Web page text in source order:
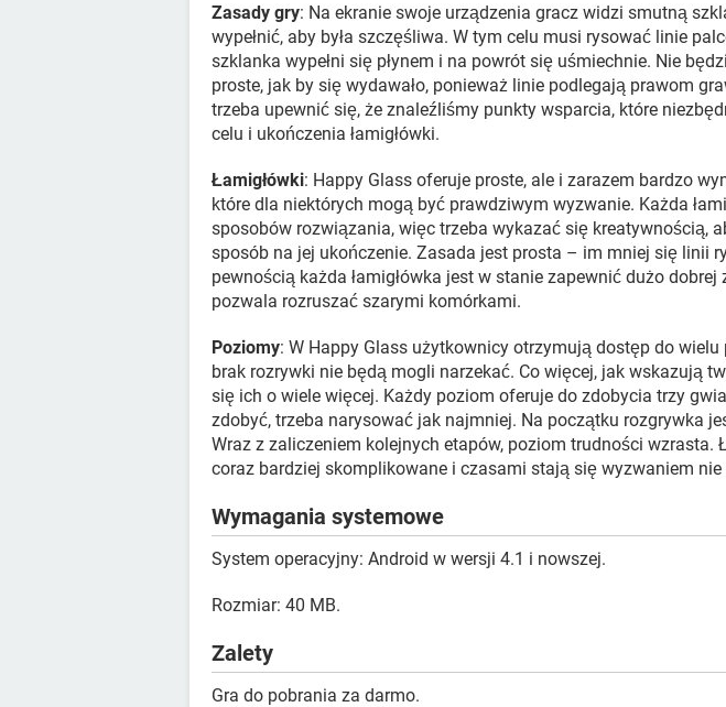
Zasady gry: Na ekranie swoje urządzenia gracz widzi smutną
wypełnić, aby była szczęśliwa. W tym celu musi rysować linie
szklanka wypełni się płynem i na powrót się uśmiechnie. Nie
proste, jak by się wydawało, ponieważ linie podlegają prawom
trzeba upewnić się, że znaleźliśmy punkty wsparcia, które
celu i ukończenia łamigłówki.
Łamigłówki: Happy Glass oferuje proste, ale i zarazem bardzo
które dla niektórych mogą być prawdziwym wyzwanie. Każda
sposobów rozwiązania, więc trzeba wykazać się kreatywnością,
sposób na jej ukończenie. Zasada jest prosta – im mniej się linii
pewnością każda łamigłówka jest w stanie zapewnić dużo
pozwala rozruszać szarymi komórkami.
Poziomy: W Happy Glass użytkownicy otrzymują dostęp do wielu
brak rozrywki nie będą mogli narzekać. Co więcej, jak wskazują
się ich o wiele więcej. Każdy poziom oferuje do zdobycia trzy
zdobyć, trzeba narysować jak najmniej. Na początku rozgrywka
Wraz z zaliczeniem kolejnych etapów, poziom trudności wzrasta.
coraz bardziej skomplikowane i czasami stają się wyzwaniem nie
Wymagania systemowe
System operacyjny: Android w wersji 4.1 i nowszej.
Rozmiar: 40 MB.
Zalety
Gra do pobrania za darmo.